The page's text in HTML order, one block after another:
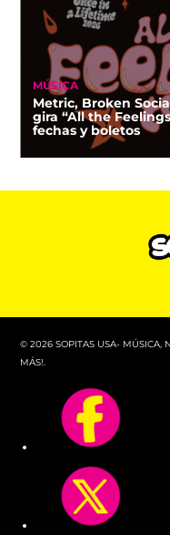
MÚSICA
Metric, Broken
gira “All the
fechas y boletos
© 2026 SOPITAS USA- MÚSICA,
MÁS!.